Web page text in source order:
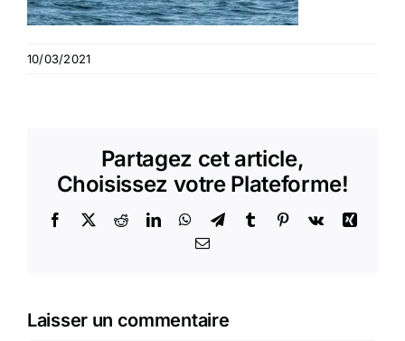
10/03/2021
Partagez cet article,
Choisissez votre Plateforme!
Facebook
X RedditLinkedInWhatsApp
TelegramTumblr Pinterest
Vk
Xing
Email
Laisser un commentaire